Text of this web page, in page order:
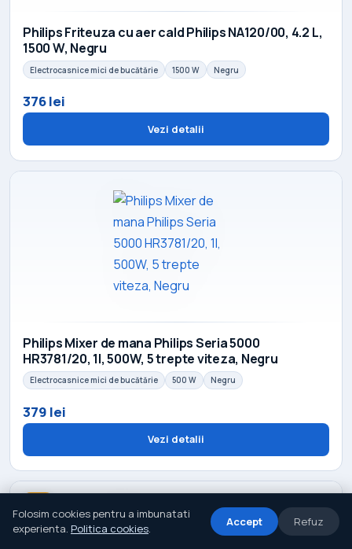
Philips Friteuza cu aer cald Philips NA120/00, 4.2 L,
1500 W, Negru
Electrocasnice mici de bucătărie 1500 W Negru
376 lei
Vezi detalii
Philips Mixer de mana Philips Seria 5000
HR3781/20, 1l, 500W, 5 trepte viteza, Negru
Electrocasnice mici de bucătărie 500 W Negru
379 lei
Vezi detalii
Folosim cookies pentru a imbunatati
experienta. Politica cookies. Accept Refuz